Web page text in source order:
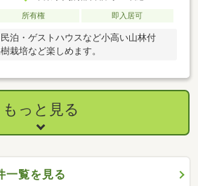
所有権 即入居可
泊・ゲストハウスなど小高い山林付
栽培など楽しめます。
もっと見る
一覧を見る